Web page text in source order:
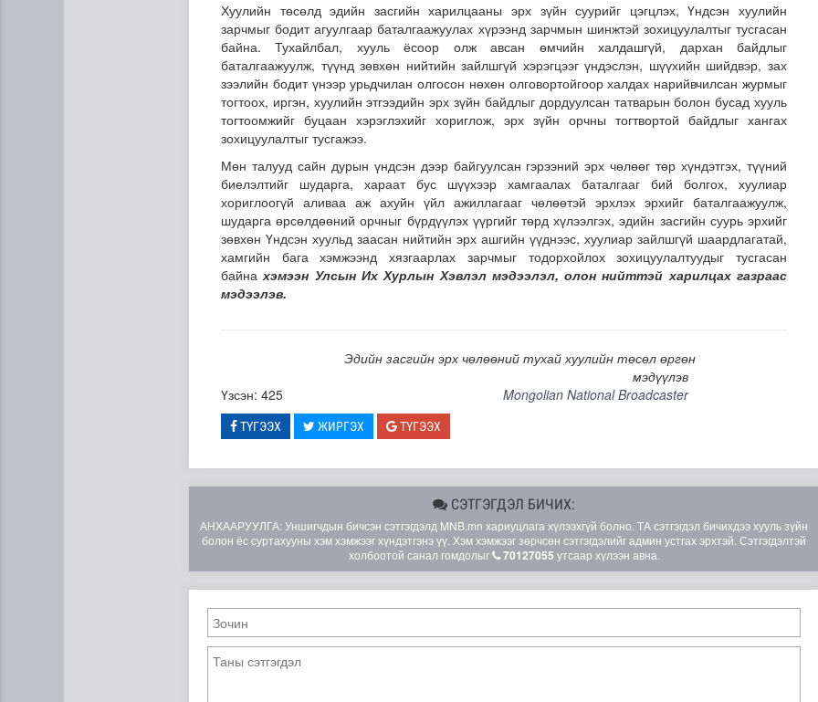
Дипломат төлөөлөгчийн газруудын төлөөлөгчид COP17-ын байгууламжтай танилцлаа
Хуулийн төсөлд эдийн засгийн харилцааны эрх зүйн суурийг цэгцлэх, Үндсэн хуулийн
зарчмыг бодит агуулгаар баталгаажуулах хүрээнд зарчмын шинжтэй зохицуулалтыг тусгасан
байна. Тухайлбал, хууль ёсоор олж авсан өмчийн халдашгүй, дархан байдлыг
баталгаажуулж, түүнд зөвхөн нийтийн зайлшгүй хэрэгцээг үндэслэн, шүүхийн шийдвэр, зах
зээлийн бодит үнээр урьдчилан олгосон нөхөн олговортойгоор халдах нарийвчилсан журмыг
тогтоох, иргэн, хуулийн этгээдийн эрх зүйн байдлыг дордуулсан татварын болон бусад хууль
тогтоомжийг буцаан хэрэглэхийг хориглож, эрх зүйн орчны тогтвортой байдлыг хангах
зохицуулалтыг тусгажээ.
Мөн талууд сайн дурын үндсэн дээр байгуулсан гэрээний эрх чөлөөг төр хүндэтгэх, түүний
биелэлтийг шударга, хараат бус шүүхээр хамгаалах баталгааг бий болгох, хуулиар
хориглоогүй аливаа аж ахуйн үйл ажиллагааг чөлөөтэй эрхлэх эрхийг баталгаажуулж,
шударга өрсөлдөөний орчныг бүрдүүлэх үүргийг төрд хүлээлгэх, эдийн засгийн суурь эрхийг
зөвхөн Үндсэн хуульд заасан нийтийн эрх ашгийн үүднээс, хуулиар зайлшгүй шаардлагатай,
хамгийн бага хэмжээнд хязгаарлах зарчмыг тодорхойлох зохицуулалтуудыг тусгасан
байна хэмээн Улсын Их Хурлын Хэвлэл мэдээлэл, олон нийттэй харилцах газраас
мэдээлэв.
Эдийн засгийн эрх чөлөөний тухай хуулийн төсөл өргөн
мэдүүлэв
Үзсэн: 425
Mongolian National Broadcaster
ТҮГЭЭХ ЖИРГЭХ ТҮГЭЭХ
СЭТГЭГДЭЛ БИЧИХ:
АНХААРУУЛГА: Уншигчдын бичсэн сэтгэгдэлд MNB.mn хариуцлага хүлээхгүй болно. ТА сэтгэгдэл бичихдээ хууль зүйн
болон ёс суртахууны хэм хэмжээг хүндэтгэнэ үү. Хэм хэмжээг зөрчсөн сэтгэгдэлийг админ устгах эрхтэй. Сэтгэгдэлтэй
холбоотой санал гомдолыг
70127055 утсаар хүлээн авна.